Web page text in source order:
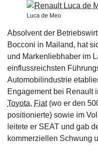
Luca de Meo
Absolvent der
Bocconi in Mailand, hat
und Markenliebhaber im
einflussreichsten
Automobilindustrie
Engagement bei Renault
Toyota, Fiat(wo er den
positionierte) sowie im
leitete er SEAT und gab
kommerziellen Schwung